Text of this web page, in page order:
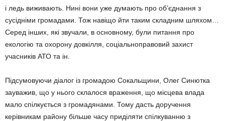
і ледь виживають. Нині вони уже думають про об’єднання з
сусідніми громадами. Тож навіщо йти таким складним шляхом…
Серед інших, які звучали, в основному, були питання про
екологію та охорону довкілля, соціальноправовий захист
учасників АТО та ін.
Підсумовуючи діалог із громадою Сокальщини, Олег Синютка
зауважив, що у нього склалося враження, що місцева влада
мало спілкується з громадянами. Тому дасть доручення
керівникам району більше часу приділяти спілкуванню з